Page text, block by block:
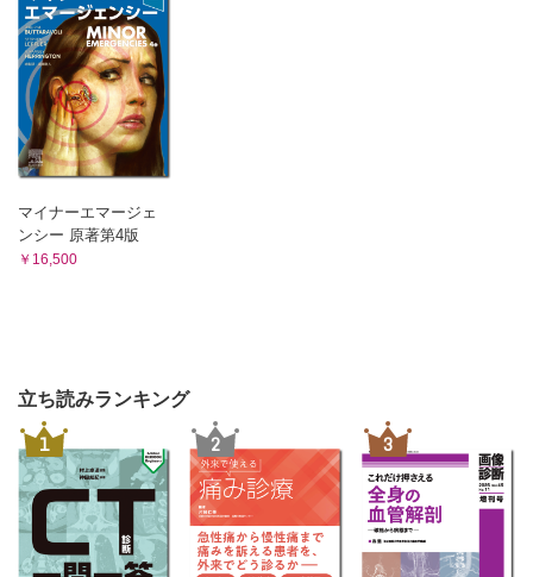
表59 PVC・NSVT に対するアブレーション
6. 小児に対するアブレーション
6.1 アブレーション手技
表60 小児に対するアブレーションで全身麻酔が推奨され
る症例や状況
6.2 器質的心疾患をともなわない小児のアブレーション適応
表61 器質的疾患をともなわない小児におけるAVRT，
AVNRT，AT に対するアブレーション
表62 AVRT 既往のないWPW 症候群に対するアブレーショ
ン
1. WATCHMAN™ デバイスの適応
表65 NVAF に対する左心耳閉鎖術
2. 術後の抗血栓療法
第4章 不整脈外科手術
1. AF
マイナーエマージェ
ンシー 原著第4版
￥16,500
立ち読みランキング
1 2 3